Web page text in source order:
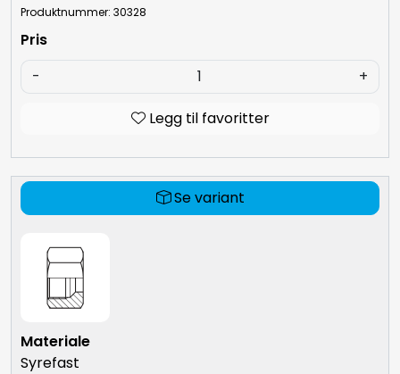
Produktnummer: 30328
- +
Legg til favoritter
Se variant
Syrefast